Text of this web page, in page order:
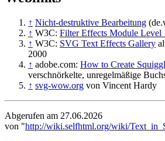
↑ Nicht-destruktive Bearbeitung
↑ W3C: Filter Effects Module Level
↑ W3C: SVG Text Effects Gallery
2000
↑ adobe.com: How to Create
verschnörkelte, unregelmäßige
↑ svg-wow.org von Vincent Hardy
Abgerufen am 27.06.2026
von "http://wiki.selfhtml.org/wiki/